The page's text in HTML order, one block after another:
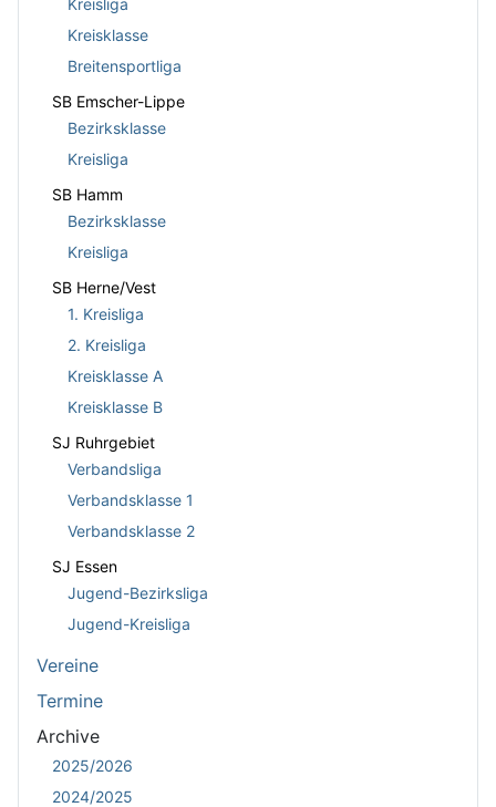
Kreisliga
Kreisklasse
Breitensportliga
SB Emscher-Lippe
Bezirksklasse
Kreisliga
SB Hamm
Bezirksklasse
Kreisliga
SB Herne/Vest
1. Kreisliga
2. Kreisliga
Kreisklasse A
Kreisklasse B
SJ Ruhrgebiet
Verbandsliga
Verbandsklasse 1
Verbandsklasse 2
SJ Essen
Jugend-Bezirksliga
Jugend-Kreisliga
Vereine
Termine
Archive
2025/2026
2024/2025